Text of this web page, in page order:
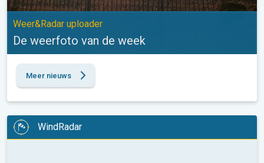
Weer&Radar uploader
De weerfoto van de week
Meer nieuws
WindRadar